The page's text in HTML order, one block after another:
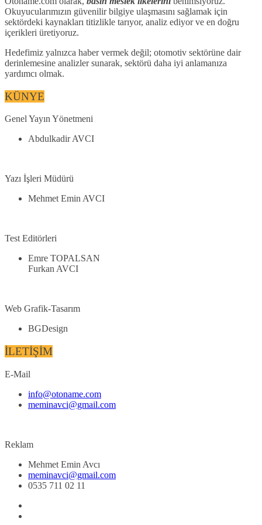
Okuyucularımızın güvenilir bilgiye ulaşmasını sağlamak için
sektördeki kaynakları titizlikle tarıyor, analiz ediyor ve en doğru
içerikleri üretiyoruz.
Hedefimiz yalnızca haber vermek değil; otomotiv sektörüne dair
derinlemesine analizler sunarak, sektörü daha iyi anlamanıza
yardımcı olmak.
KÜNYE
Genel Yayın Yönetmeni
Abdulkadir AVCI
Yazı İşleri Müdürü
Mehmet Emin AVCI
Test Editörleri
Emre TOPALSAN
Furkan AVCI
Web Grafik-Tasarım
BGDesign
İLETİŞİM
E-Mail
info@otoname.com
meminavci@gmail.com
Reklam
Mehmet Emin Avcı
meminavci@gmail.com
0535 711 02 11